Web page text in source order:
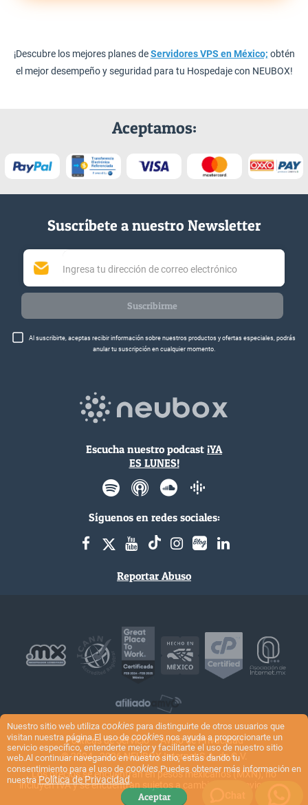
¡Descubre los mejores planes deServidores VPS en México; obtén
el mejor desempeño y seguridad para tu Hospedaje con NEUBOX!
Aceptamos:
Suscríbete a nuestro Newsletter
Suscribirme
Al suscribirte, aceptas recibir información sobre nuestros productos y ofertas especiales, podrás
anular tu suscripción en cualquier momento.
Escucha nuestro podcast ¡YA
ES LUNES!
Síguenos en redes sociales:
Reportar Abuso
Políticas de Servicio
Aviso de Privacidad
© 2004 - 2026 NEUBOX Internet S.A. de C.V.
Los precios se encuentran en pesos mexicanos (MXN), no
incluyen IVA y se encuentran sujetos a cambios sin previo aviso.
Nuestro sitio web utiliza cookiespara distinguirte de otros usuarios que
visitan nuestra página.El uso de cookiesnos ayuda a proporcionarte un
servicio específico, entenderte mejor y facilitarte el uso de nuestro sitio
web.Al continuar navegando en nuestro sitio, estás dando tu
consentimiento para el uso de cookies.Puedes obtener más información en
nuestra Política de Privacidad .
Aceptar